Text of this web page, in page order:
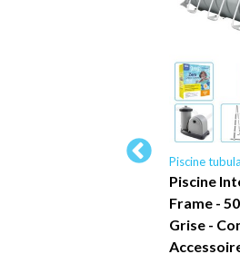
Piscine
Piscine
Frame -
Grise -